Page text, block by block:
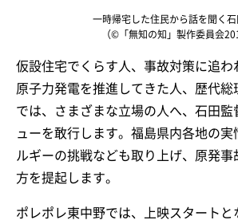
一時帰宅した住民から話を聞く
（©「無知の知」製作委員会
仮設住宅でくらす人、事故対策に追わ
原子力発電を推進してきた人、歴代
では、さまざまな立場の人へ、石田監
ューを敢行します。福島県内各地の実
ルギーの挑戦なども取り上げ、原発事
方を提起します。
ポレポレ東中野では、上映スタートと